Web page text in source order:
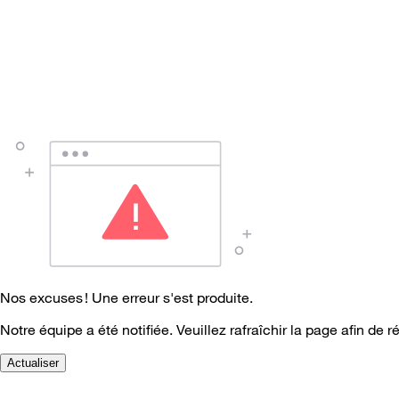
Nos excuses ! Une erreur s'est produite.
Notre équipe a été notifiée. Veuillez rafraîchir la page afin de
Actualiser